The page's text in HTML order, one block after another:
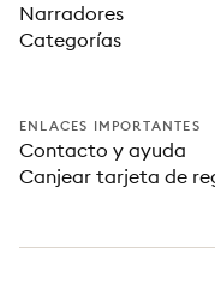
Narradores
Categorías
ENLACES IMPORTANTES
Contacto y ayuda
Canjear tarjeta de